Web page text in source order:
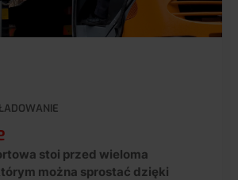
stoi przed wieloma
można sprostać dzięki